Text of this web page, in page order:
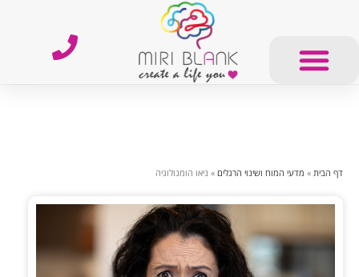
דף הבית » מדעי המוח ושינוי הרגלים » ניאו הומנולוגיה